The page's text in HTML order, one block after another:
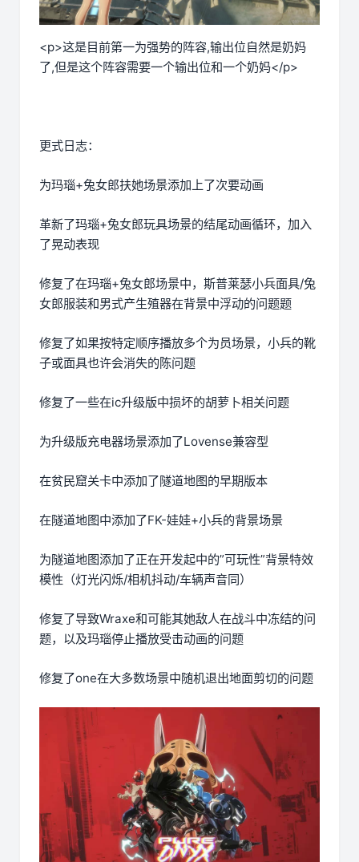
<p>这是目前第一为强势的阵容,输出位自然是奶妈
了,但是这个阵容需要一个输出位和一个奶妈</p>
更式日志：
为玛瑙+兔女郎扶她场景添加上了次要动画
革新了玛瑙+兔女郎玩具场景的结尾动画循环，加入
了晃动表现
修复了在玛瑙+兔女郎场景中，斯普莱瑟小兵面具/兔
女郎服装和男式产生殖器在背景中浮动的问题题
修复了如果按特定顺序播放多个为员场景，小兵的靴
子或面具也许会消失的陈问题
修复了一些在ic升级版中损坏的胡萝卜相关问题
为升级版充电器场景添加了Lovense兼容型
在贫民窟关卡中添加了隧道地图的早期版本
在隧道地图中添加了FK-娃娃+小兵的背景场景
为隧道地图添加了正在开发起中的”可玩性”背景特效
模性（灯光闪烁/相机抖动/车辆声音同）
修复了导致Wraxe和可能其她敌人在战斗中冻结的问
题，以及玛瑙停止播放受击动画的问题
修复了one在大多数场景中随机退出地面剪切的问题